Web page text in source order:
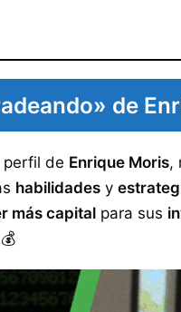
de
perfil de Enrique Moris,
habilidadesy
más capitalpara sus